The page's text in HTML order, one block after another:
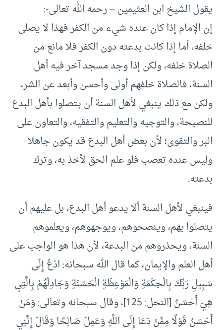
يقول الشيخ ابن العثيمين – رحمه الله تعالى-:
إن الإمام إذا كان عنده شيء من الكفر فهذا لا يصلى
خلفه، أما إذا كانت بدعته دون الكفر فلا مانع من
الصلاة خلفه، ولكن إذا وجد مسجد آخر فيه أهل
السنة، فالصلاة خلفهم أولى وأحسن وأبعد عن الشر،
ولكن مع ذلك ينبغي لأهل السنة أن يتصلوا بأهل البدع
للنصيحة، والتوجيه والتعليم والتفقيه، والتعاون على
البر والتقوى؛ لأن بعض أهل البدع قد يكون جاهلا
وليس عنده تعصب فلو علم الحق لأخذ به، وترك
بدعته.
فينبغي لأهل السنة ألا يدعو أهل البدع، بل عليهم أن
يتصلوا بهم، وينصحوهم، ويوجهوهم، ويعلموهم
السنة، ويحذروهم من البدعة، لأن هذا هو الواجب على
أهل العلم والإيمان، كما قال الله سبحانه: ادْعُ إِلَى
سَبِيلِ رَبِّكَ بِالْحِكْمَةِ وَالْمَوْعِظَةِ الْحَسَنَةِ وَجَادِلْهُمْ بِالَّتِي
هِيَ أَحْسَنُ [النحل: 125]، وقال سبحانه وتعالى: وَمَنْ
أَحْسَنُ قَوْلًا مِمَّنْ دَعَا إِلَى اللَّهِ وَعَمِلَ صَالِحًا وَقَالَ إِنَّنِي